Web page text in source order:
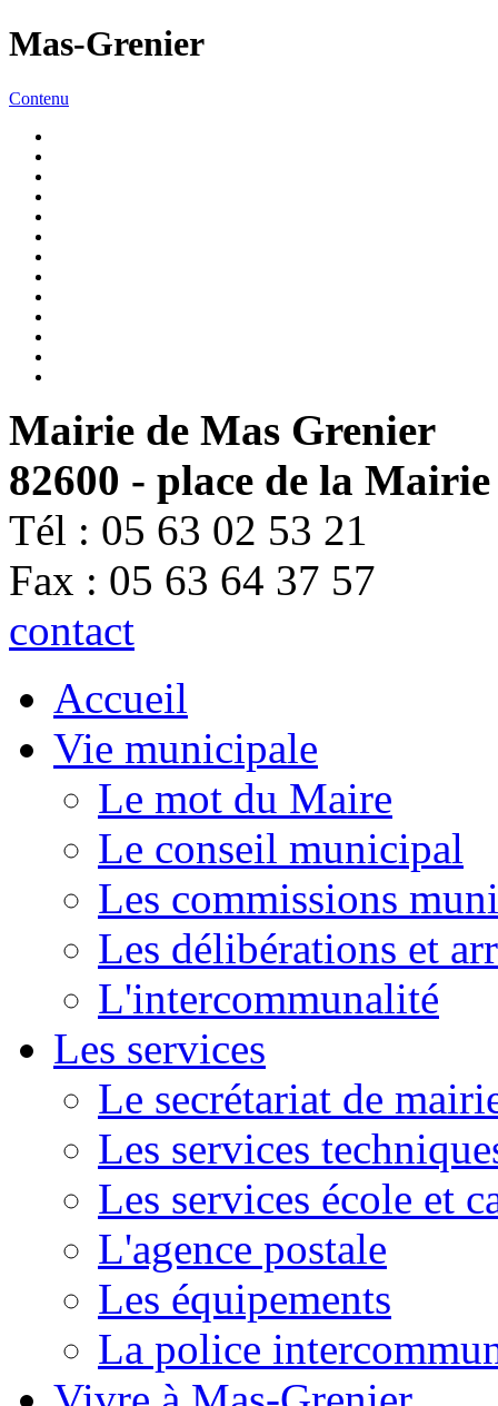
Mas-Grenier
Contenu
Mairie de Mas Grenier
82600 - place de la Mairie
Tél : 05 63 02 53 21
Fax : 05 63 64 37 57
contact
Accueil
Vie municipale
Le mot du Maire
Le conseil municipal
Les commissions
Les délibérations et
L'intercommunalité
Les services
Le secrétariat de
Les services
Les services école et
L'agence postale
Les équipements
La police